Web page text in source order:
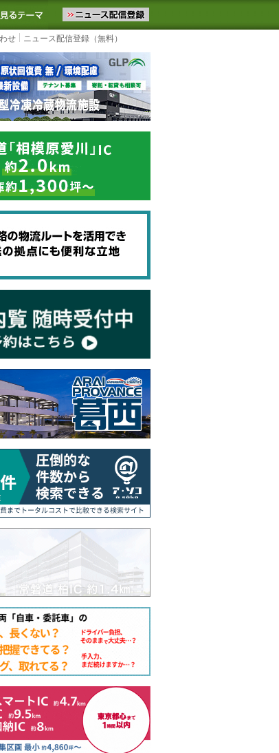
お届けします。物流ニュースメール配信を登録す
入りに追加 よく見るテーマ
せ ニュース配信登録（無料）